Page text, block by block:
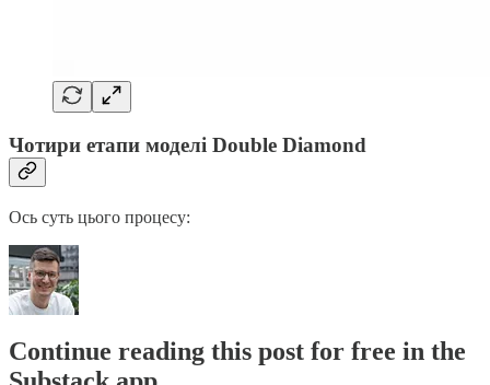
Чотири етапи моделі Double Diamond
Ось суть цього процесу:
Continue reading this post for free in the